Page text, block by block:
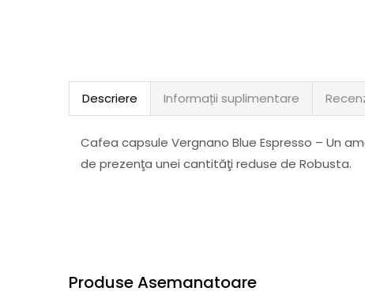
Descriere Informații suplimentare
Cafea capsule Vergnano Blue Espresso – Un
de prezenţa unei cantităţi reduse de Robusta.
Produse Asemanatoare